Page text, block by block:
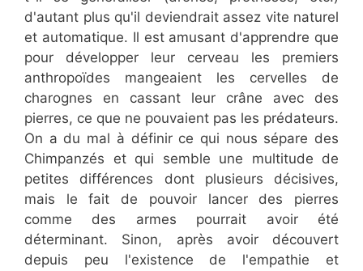
d'autant plus qu'il deviendrait assez vite naturel
et automatique. Il est amusant d'apprendre que
pour développer leur cerveau les premiers
anthropoïdes mangeaient les cervelles de
charognes en cassant leur crâne avec des
pierres, ce que ne pouvaient pas les prédateurs.
On a du mal à définir ce qui nous sépare des
Chimpanzés et qui semble une multitude de
petites différences dont plusieurs décisives,
mais le fait de pouvoir lancer des pierres
comme des armes pourrait avoir été
déterminant. Sinon, après avoir découvert
depuis peu l'existence de l'empathie et